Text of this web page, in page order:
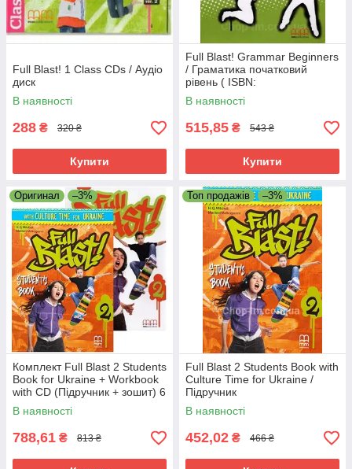
складається з 4 рівнів (А1-В1).
Full Blast! 1 Class CDs / Аудіо
диск
В наявності
288 ₴ 320 ₴
Купити
Full Blast! Grammar Beginners
/ Граматика початковий
рівень ( ISBN:
9789604781669)
В наявності
515,85 ₴ 543 ₴
Купити
Оригинал –3%
Комплект Full Blast 2 Students
Book for Ukraine + Workbook
with CD (Підручник + зошит) 6
клас
В наявності
788,61 ₴ 813 ₴
Топ продажів –3%
Full Blast 2 Students Book with
Culture Time for Ukraine /
Підручник
В наявності
452,02 ₴ 466 ₴